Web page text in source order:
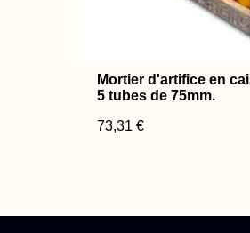
Mortier d'artifice en
5 tubes de 75mm.
73,31 €